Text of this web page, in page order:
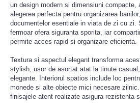
un design modern si dimensiuni compacte,
alegerea perfecta pentru organizarea
documentelor esentiale in viata de zi cu zi.
fermoar ofera siguranta sporita, iar
permite acces rapid si organizare eficienta.
Textura si aspectul elegant transforma
stylish, usor de asortat atat la tinute
elegante. Interiorul spatios include loc
monede si alte obiecte mici necesare
finisajele atent realizate asigura rezistenta